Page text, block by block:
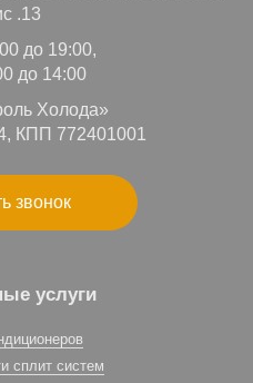
.13
до 19:00,
до 14:00
Холода»
КПП 772401001
звонок
услуги
сплит систем